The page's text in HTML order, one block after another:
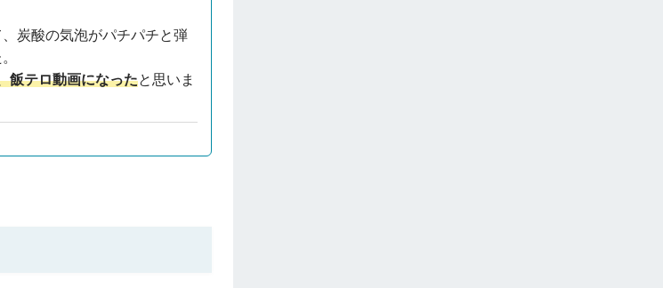
炭酸の気泡がパチパチと弾
飯テロ動画になったと思いま